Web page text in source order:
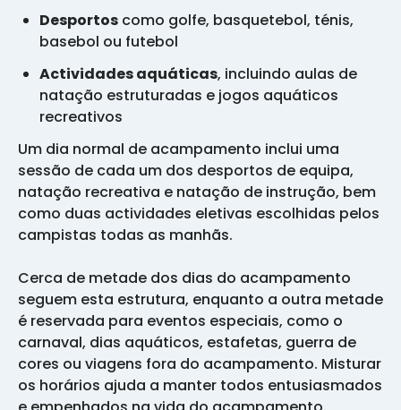
Desportos como golfe, basquetebol, ténis,
basebol ou futebol
Actividades aquáticas, incluindo aulas de
natação estruturadas e jogos aquáticos
recreativos
Um dia normal de acampamento inclui uma
sessão de cada um dos desportos de equipa,
natação recreativa e natação de instrução, bem
como duas actividades eletivas escolhidas pelos
campistas todas as manhãs.
Cerca de metade dos dias do acampamento
seguem esta estrutura, enquanto a outra metade
é reservada para eventos especiais, como o
carnaval, dias aquáticos, estafetas, guerra de
cores ou viagens fora do acampamento. Misturar
os horários ajuda a manter todos entusiasmados